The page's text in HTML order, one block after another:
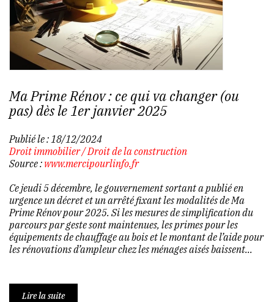
Ma Prime Rénov : ce qui va changer (ou
pas) dès le 1er janvier 2025
Publié le : 18/12/2024
Droit immobilier/Droit de la construction
Source : www.mercipourlinfo.fr
Ce jeudi 5 décembre, le gouvernement sortant a publié en
urgence un décret et un arrêté fixant les modalités de Ma
Prime Rénov pour 2025. Si les mesures de simplification du
parcours par geste sont maintenues, les primes pour les
équipements de chauffage au bois et le montant de l’aide pour
les rénovations d’ampleur chez les ménages aisés baissent...
Lire la suite